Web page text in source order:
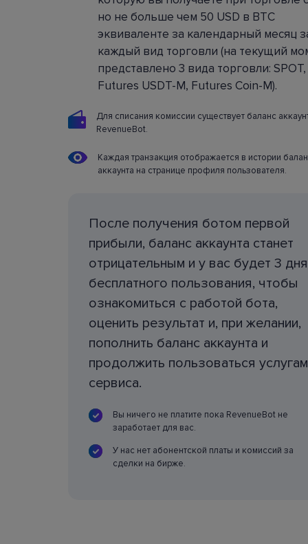
Каждая из настроек и все возможности
описаны в Базе знаний
но не больше чем 50 USD в BTC
эквиваленте за календарный месяц
каждый вид торговли (на текущий
представлено 3 вида торговли: SPOT,
Futures USDT-M, Futures Coin-M).
Для списания комиссии существует баланс
RevenueBot.
Каждая транзакция отображается в истории
аккаунта на странице профиля пользователя.
После получения ботом первой
прибыли, баланс аккаунта станет
отрицательным и у вас будет 3 дня
бесплатного пользования, чтобы
ознакомиться с работой бота,
оценить результат и, при желании,
пополнить баланс аккаунта и
продолжить пользоваться
сервиса.
Вы ничего не платите пока RevenueBot не
заработает для вас.
У нас нет абонентской платы и комиссий за
сделки на бирже.